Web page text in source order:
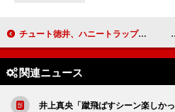
チュート徳井、ハニートラップに掛かりたい！？ 映画イベントで独創的な夢を語る
関連ニュース
井上真央「蹴飛ばすシーン楽しか